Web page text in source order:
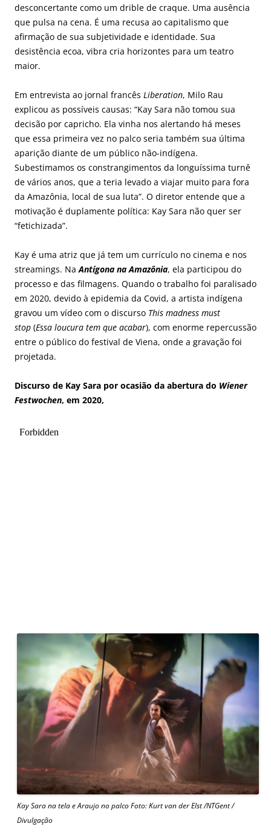
desconcertante como um drible de craque. Uma ausência
que pulsa na cena. É uma recusa ao capitalismo que
afirmação de sua subjetividade e identidade. Sua
desistência ecoa, vibra cria horizontes para um teatro
maior.
Em entrevista ao jornal francês Liberation, Milo Rau
explicou as possíveis causas: “Kay Sara não tomou sua
decisão por capricho. Ela vinha nos alertando há meses
que essa primeira vez no palco seria também sua última
aparição diante de um público não-indígena.
Subestimamos os constrangimentos da longuíssima turnê
de vários anos, que a teria levado a viajar muito para fora
da Amazônia, local de sua luta”. O diretor entende que a
motivação é duplamente política: Kay Sara não quer ser
“fetichizada”.
Kay é uma atriz que já tem um currículo no cinema e nos
streamings. NaAntígona na Amazônia, ela participou do
processo e das filmagens. Quando o trabalho foi paralisado
em 2020, devido à epidemia da Covid, a artista indígena
gravou um vídeo com o discurso This madness must
stop (Essa loucura tem que acabar), com enorme repercussão
entre o público do festival de Viena, onde a gravação foi
projetada.
Discurso de Kay Sara por ocasião da abertura do Wiener
Festwochen, em 2020,
Kay Sara na tela e Araujo no palco Foto: Kurt van der Elst /NTGent /
Divulgação